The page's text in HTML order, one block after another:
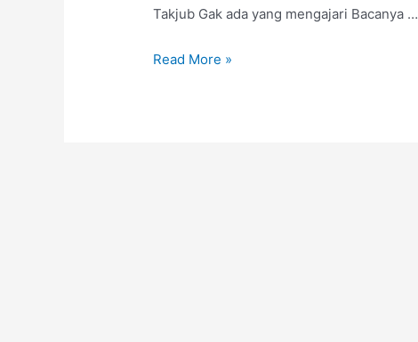
Takjub Gak ada yang mengajari Bacanya …
Tutorial:
Read More »